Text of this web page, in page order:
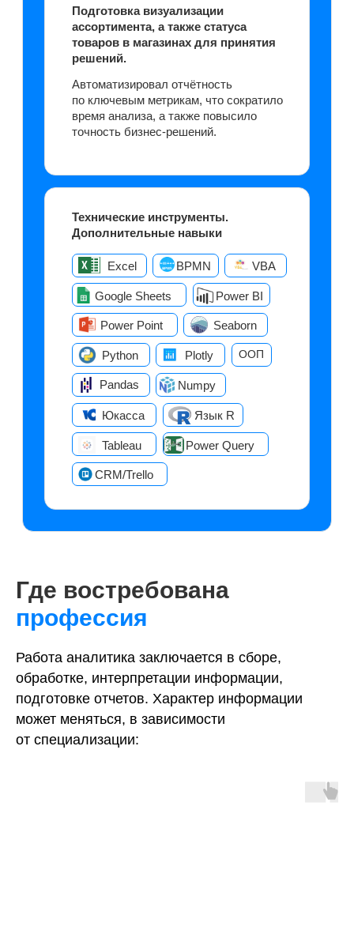
Где востребована
профессия
Работа аналитика заключается в сборе,
обработке, интерпретации информации,
подготовке отчетов. Характер информации
может меняться, в зависимости
от специализации: